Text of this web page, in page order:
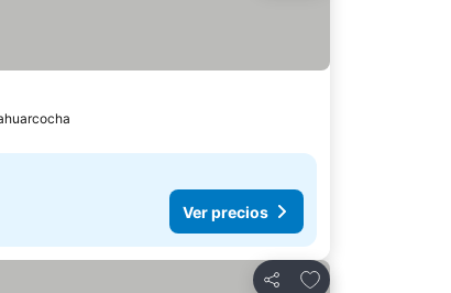
Ver precios
Agregar a favoritos